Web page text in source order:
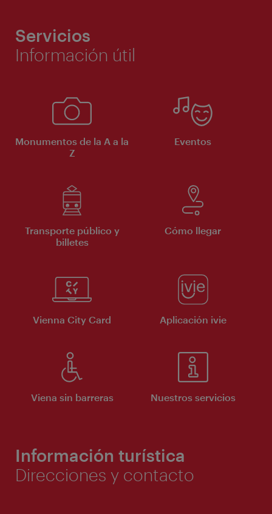
Servicios
Información útil
Monumentos de la A a la
Z
Eventos
Transporte público y
billetes
Cómo llegar
Vienna City Card Aplicación ivie
Viena sin barreras Nuestros servicios
Información turística
Direcciones y contacto